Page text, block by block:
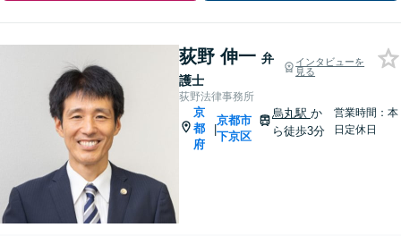
荻野 伸一 弁
護士
インタビューを
見る
荻野法律事務所
京
都
府
|
京都市
下京区
烏丸駅 か
ら徒歩3分
営業時間：本
日定休日